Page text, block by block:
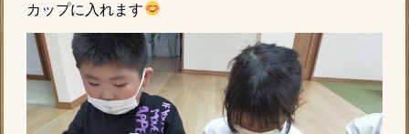
カップに入れます